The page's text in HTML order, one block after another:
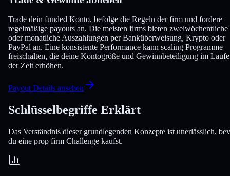
Trade dein funded Konto, befolge die Regeln der firm und fordere
regelmäßige payouts an. Die meisten firms bieten zweiwöchentliche
oder monatliche Auszahlungen per Banküberweisung, Krypto oder
PayPal an. Eine konsistente Performance kann scaling Programme
freischalten, die deine Kontogröße und Gewinnbeteiligung im Laufe
der Zeit erhöhen.
Payout Details ansehen
Schlüsselbegriffe Erklärt
Das Verständnis dieser grundlegenden Konzepte ist unerlässlich,
du eine prop firm Challenge kaufst.